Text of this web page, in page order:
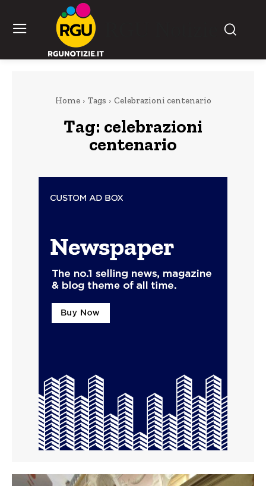
Home Tags Celebrazioni centenario
Tag: celebrazioni
centenario